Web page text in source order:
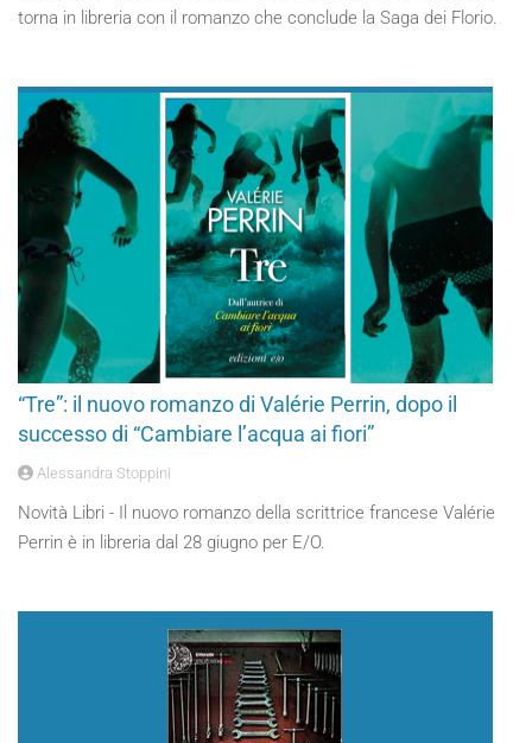
torna in libreria con il romanzo che conclude la Saga dei Florio.
“Tre”: il nuovo romanzo di Valérie Perrin, dopo il
successo di “Cambiare l’acqua ai fiori”
Alessandra Stoppini
Novità Libri - Il nuovo romanzo della scrittrice francese Valérie
Perrin è in libreria dal 28 giugno per E/O.